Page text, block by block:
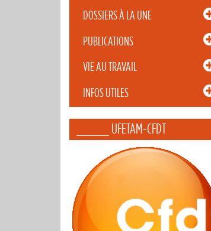
DOSSIERS À LA UNE
PUBLICATIONS
VIE AU TRAVAIL
INFOS UTILES
_____ UFETAM-CFDT